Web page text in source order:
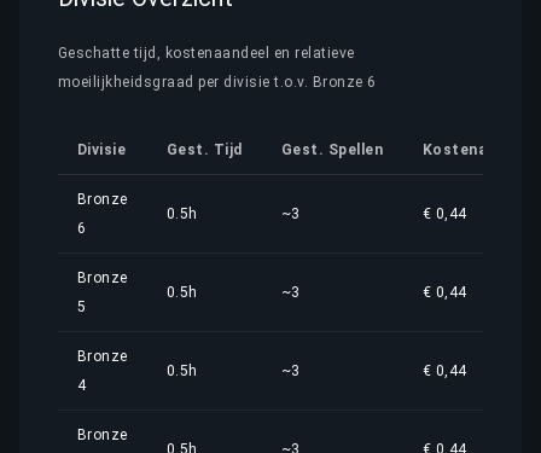
Geschatte tijd, kostenaandeel en relatieve
moeilijkheidsgraad per divisie t.o.v. Bronze 6
Divisie Gest. Tijd Gest. Spellen Kostenaandeel
Bronze
6
0.5h ~3 € 0,44
Bronze
5
0.5h ~3 € 0,44
Bronze
4
0.5h ~3 € 0,44
Bronze
0.5h ~3 € 0,44